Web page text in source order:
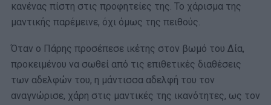
κανένας πίστη στις προφητείες της. Το χάρισμα της
μαντικής παρέμεινε, όχι όμως της πειθούς.
Όταν ο Πάρης προσέπεσε ικέτης στον βωμό του Δία,
προκειμένου να σωθεί από τις επιθετικές διαθέσεις
των αδελφών του, η μάντισσα αδελφή του τον
αναγνώρισε, χάρη στις μαντικές της ικανότητες, ως τον